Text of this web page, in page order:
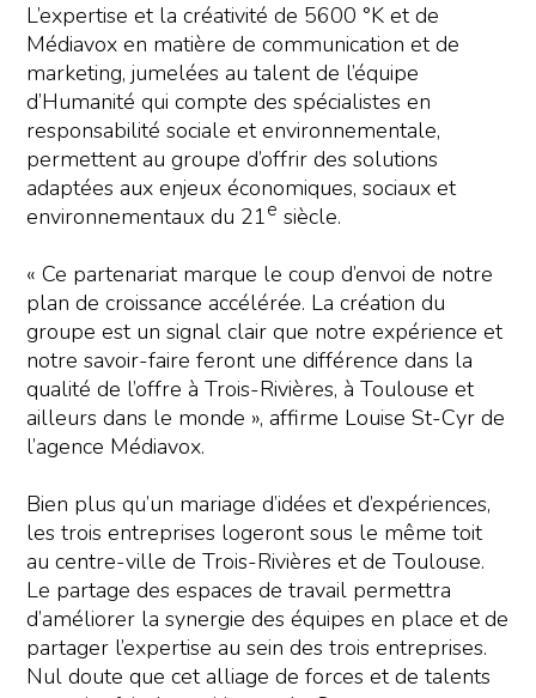
L’expertise et la créativité de 5600 °K et de
Médiavox en matière de communication et de
marketing, jumelées au talent de l’équipe
d’Humanité qui compte des spécialistes en
responsabilité sociale et environnementale,
permettent au groupe d’offrir des solutions
adaptées aux enjeux économiques, sociaux et
environnementaux du 21e siècle.
« Ce partenariat marque le coup d’envoi de notre
plan de croissance accélérée. La création du
groupe est un signal clair que notre expérience et
notre savoir-faire feront une différence dans la
qualité de l’offre à Trois-Rivières, à Toulouse et
ailleurs dans le monde », affirme Louise St-Cyr de
l’agence Médiavox.
Bien plus qu’un mariage d’idées et d’expériences,
les trois entreprises logeront sous le même toit
au centre-ville de Trois-Rivières et de Toulouse.
Le partage des espaces de travail permettra
d’améliorer la synergie des équipes en place et de
partager l’expertise au sein des trois entreprises.
Nul doute que cet alliage de forces et de talents